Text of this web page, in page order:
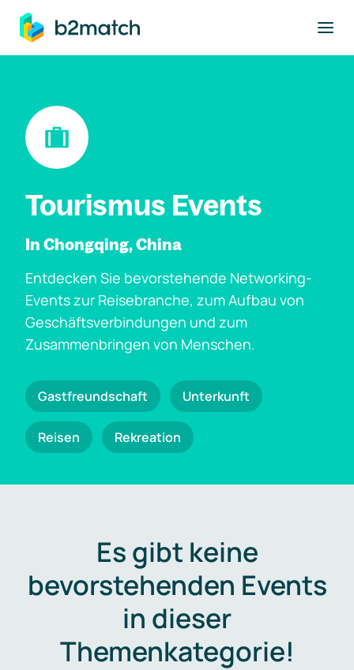
springen
Tourismus Events
In Chongqing, China
Entdecken Sie bevorstehende Networking-
Events zur Reisebranche, zum Aufbau von
Geschäftsverbindungen und zum
Zusammenbringen von Menschen.
Gastfreundschaft Unterkunft
Reisen Rekreation
Es gibt keine
bevorstehenden Events
in dieser
Themenkategorie!